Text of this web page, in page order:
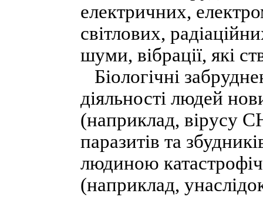
електричних,
світлових,
шуми, вібрації, які
Біологічні
діяльності людей
(наприклад, вірусу
паразитів та
людиною
(наприклад,